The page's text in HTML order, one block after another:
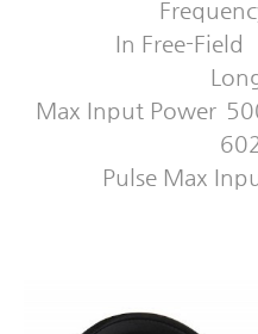
In Free-Field
Max Input Power
Pulse Max